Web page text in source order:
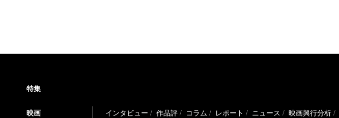
特集
映画 インタビュー 作品評 コラム レポート ニュース 映画興行分析